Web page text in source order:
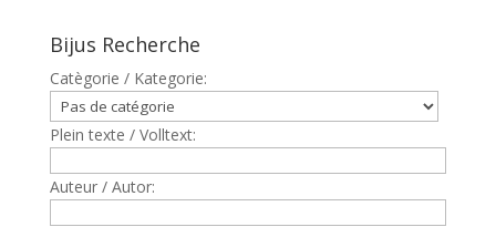
Bijus Recherche
Catègorie / Kategorie:
Plein texte / Volltext:
Auteur / Autor: